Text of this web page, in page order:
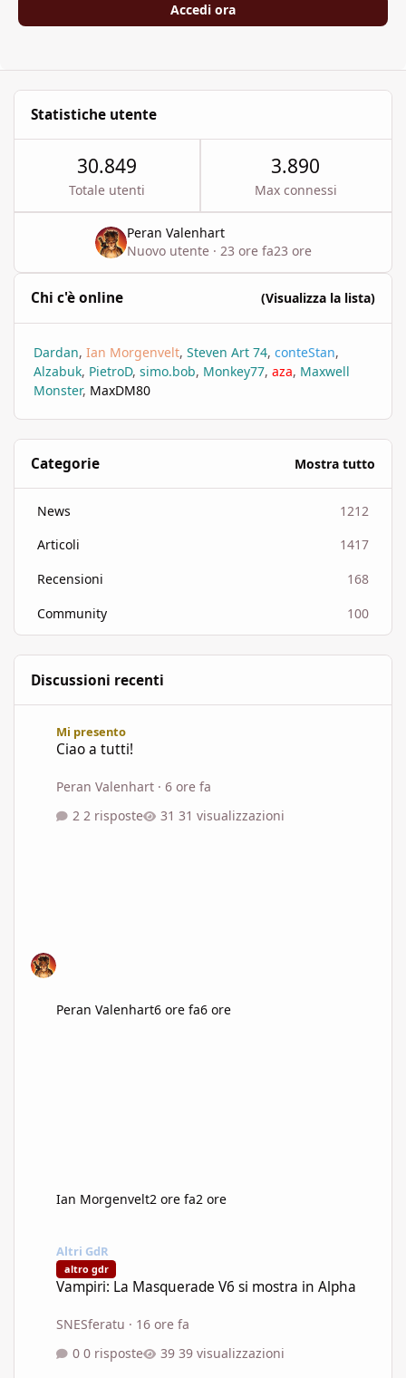
Accedi ora
Statistiche utente
30.849
Totale utenti
3.890
Max connessi
Peran Valenhart
Nuovo utente · 23 ore fa23 ore
Chi c'è online (Visualizza la lista)
Dardan Ian Morgenvelt Steven Art 74 conteStan
Alzabuk PietroD simo.bob Monkey77 aza Maxwell
Monster MaxDM80
Categorie Mostra tutto
News
1212
Articoli
1417
Recensioni
168
Community
100
Discussioni recenti
Mi presento
Ciao a tutti!
Peran Valenhart ·6 ore fa
2 risposte
31 visualizzazioni
Peran Valenhart6 ore fa6 ore
Ian Morgenvelt2 ore fa2 ore
Altri GdR
altro gdr
Vampiri: La Masquerade V6 si mostra in Alpha
SNESferatu · 16 ore fa
0 risposte
39 visualizzazioni